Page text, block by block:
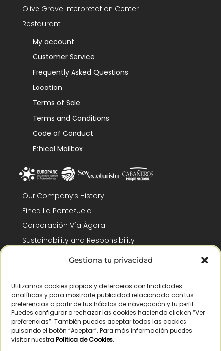
Gestiona tu privacidad
Utilizamos cookies propias y de terceros con finalidades
analíticas y para mostrarte publicidad relacionada con tus
preferencias a partir de tus hábitos de navegación y tu perfil.
Puedes configurar o rechazar las cookies haciendo click en “Ver
preferencias”. También puedes aceptar todas las cookies
pulsando el botón “Aceptar”. Para más información puedes
visitar nuestra Política de Cookies.
Olive Grove Interpretation Center
Restaurant
My account
Customer Service
Frequently Asked Questions
Location
Terms of Sale
Terms and Conditions
Code of Conduct
Ethical Mailbox
Our Company’s History
Finca La Pontezuela
Corporación Vía Ágora
Sustainability and Responsibility
CSR and Fundación Gómez-Pintado
Recognitions